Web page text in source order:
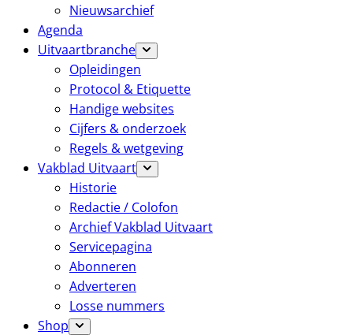
Nieuwsarchief
Agenda
Uitvaartbranche
Opleidingen
Protocol & Etiquette
Handige websites
Cijfers & onderzoek
Regels & wetgeving
Vakblad Uitvaart
Historie
Redactie / Colofon
Archief Vakblad Uitvaart
Servicepagina
Abonneren
Adverteren
Losse nummers
Shop